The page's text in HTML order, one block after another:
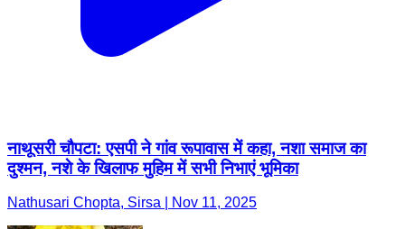
नाथूसरी चौपटा: एसपी ने गांव रूपावास में कहा, नशा समाज का
दुश्मन, नशे के खिलाफ मुहिम में सभी निभाएं भूमिका
Nathusari Chopta, Sirsa | Nov 11, 2025